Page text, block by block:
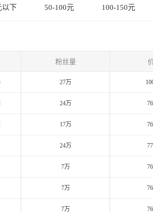
以下 50-100元 100-150元
粉丝量
27万
24万
17万
24万
7万
7万
7万